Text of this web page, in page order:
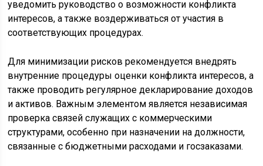
уведомить руководство о возможности конфликта
интересов, а также воздерживаться от участия в
соответствующих процедурах.
Для минимизации рисков рекомендуется внедрять
внутренние процедуры оценки конфликта интересов, а
также проводить регулярное декларирование доходов
и активов. Важным элементом является независимая
проверка связей служащих с коммерческими
структурами, особенно при назначении на должности,
связанные с бюджетными расходами и госзаказами.